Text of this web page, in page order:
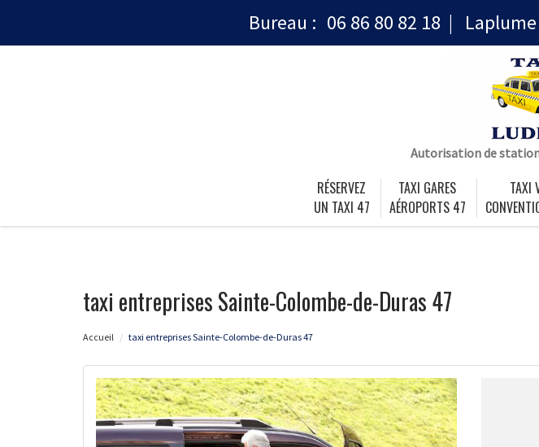
Bureau : 06 86 80 82 18
Autorisation de
RÉSERVEZ
UN TAXI 47
TAXI GARES
AÉROPORTS 47
TAXI
taxi entreprises Sainte-Colombe-de-Duras 47
Accueil taxi entreprises Sainte-Colombe-de-Duras 47